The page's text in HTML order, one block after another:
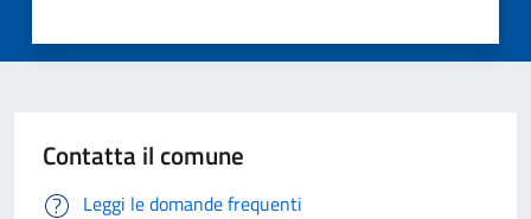
Contatta il comune
Leggi le domande frequenti